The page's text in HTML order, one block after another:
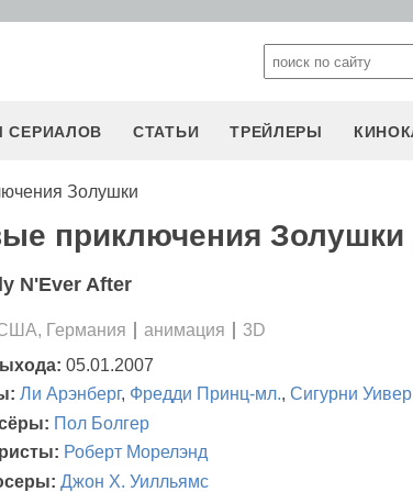
СЕРИАЛОВ СТАТЬИ ТРЕЙЛЕРЫ
Золушки
приключения Золушки
N'Ever After
Германия анимация
3D
05.01.2007
Ли Арэнберг, Фредди Принц-мл., Сигурни Уивер
Пол Болгер
Роберт Морелэнд
Джон Х. Уилльямс